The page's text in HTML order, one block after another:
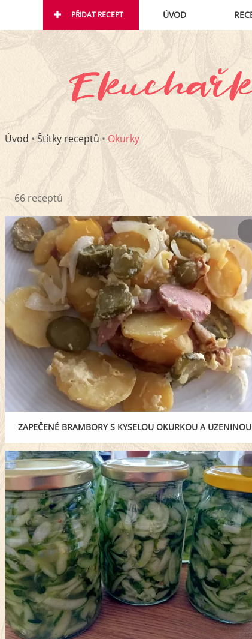
PŘIDAT RECEPT ÚVOD
Úvod • Štítky receptů • Okurky
66 receptů
ZAPEČENÉ BRAMBORY S KYSELOU OKURKOU A UZENINOU